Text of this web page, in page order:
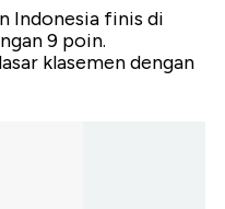
Indonesia finis di
9 poin.
klasemen dengan